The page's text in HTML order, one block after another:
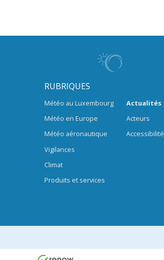
RUBRIQUES
Météo au Luxembourg
Météo en Europe
Météo aéronautique
Vigilances
Climat
Produits et services
Actualités
Acteurs
Accessibilité